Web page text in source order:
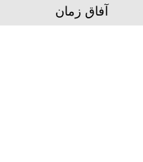
آفاق زمان